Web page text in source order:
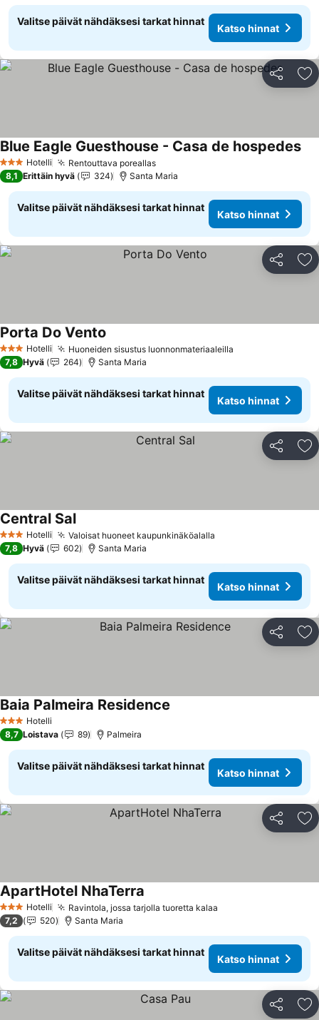
Valitse päivät nähdäksesi tarkat hinnat
Katso hinnat
Jaa
3 Tähtiluokitus
Hotelli Rentouttava poreallas
Blue Eagle Guesthouse - Casa de hospedes
8,1 Erittäin hyvä 324 Santa Maria
Valitse päivät nähdäksesi tarkat hinnat
Katso hinnat
Jaa
3 Tähtiluokitus
Hotelli Huoneiden sisustus luonnonmateriaaleilla
Porta Do Vento
7,8 Hyvä 264 Santa Maria
Valitse päivät nähdäksesi tarkat hinnat
Katso hinnat
Jaa
3 Tähtiluokitus
Hotelli Valoisat huoneet kaupunkinäköalalla
Central Sal
7,8 Hyvä 602 Santa Maria
Valitse päivät nähdäksesi tarkat hinnat
Katso hinnat
Jaa
3 Tähtiluokitus
Hotelli
Baia Palmeira Residence
8,7 Loistava 89 Palmeira
Valitse päivät nähdäksesi tarkat hinnat
Katso hinnat
Jaa
3 Tähtiluokitus
Hotelli Ravintola, jossa tarjolla tuoretta kalaa
ApartHotel NhaTerra
7,2 520 Santa Maria
Valitse päivät nähdäksesi tarkat hinnat
Katso hinnat
Jaa